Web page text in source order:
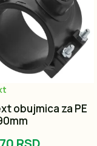
obujmica za PE